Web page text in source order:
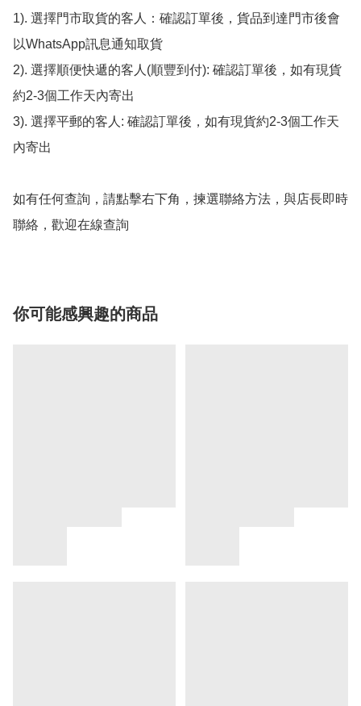
1). 選擇門市取貨的客人：確認訂單後，貨品到達門市後會
以WhatsApp訊息通知取貨
2). 選擇順便快遞的客人(順豐到付): 確認訂單後，如有現貨
約2-3個工作天內寄出
3). 選擇平郵的客人: 確認訂單後，如有現貨約2-3個工作天
內寄出
如有任何查詢，請點擊右下角，揀選聯絡方法，與店長即時
聯絡，歡迎在線查詢
你可能感興趣的商品